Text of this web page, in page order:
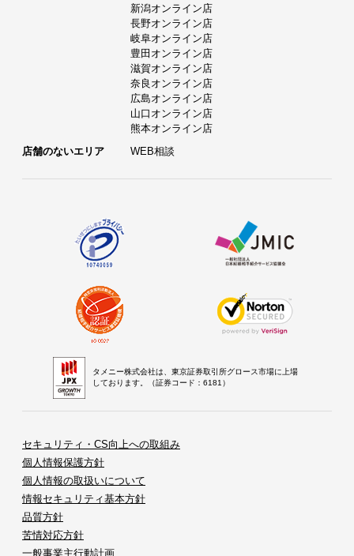
新潟オンライン店
長野オンライン店
岐阜オンライン店
豊田オンライン店
滋賀オンライン店
奈良オンライン店
広島オンライン店
山口オンライン店
熊本オンライン店
店舗のないエリア
WEB相談
タメニー株式会社は、東京証券取引所グロース市場に上場
しております。（証券コード：6181）
セキュリティ・CS向上への取組み
個人情報保護方針
個人情報の取扱いについて
情報セキュリティ基本方針
品質方針
苦情対応方針
一般事業主行動計画